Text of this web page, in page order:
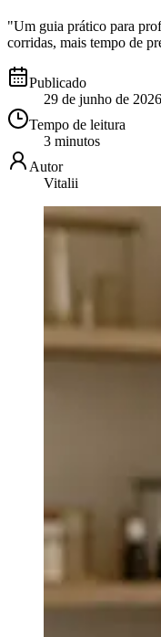
"Um guia prático para
corridas, mais tempo de
Publicado
29 de junho de 2026
Tempo de leitura
3 minutos
Autor
Vitalii